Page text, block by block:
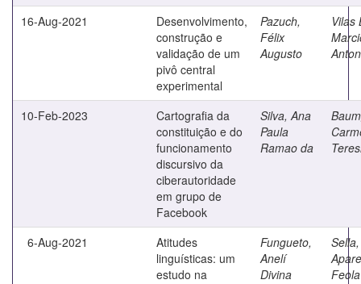
16-Aug-2021
Desenvolvimento,
construção e
validação de um
pivô central
experimental
Pazuch,
Félix
Augusto
Vilas
10-Feb-2023
Cartografia da
constituição e do
funcionamento
discursivo da
ciberautoridade
em grupo de
Facebook
Silva, Ana
Paula
Ramao da
6-Aug-2021
Atitudes
linguísticas: um
estudo na
Fungueto,
Anelí
Divina
Sella,
Feola